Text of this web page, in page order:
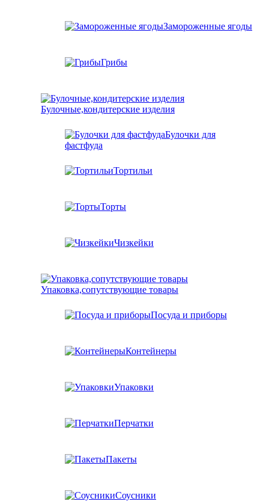
Замороженные ягоды
Грибы
Булочные,кондитерские изделия
Булочки для
фастфуда
Тортильи
Торты
Чизкейки
Упаковка,сопутствующие товары
Посуда и приборы
Контейнеры
Упаковки
Перчатки
Пакеты
Соусники